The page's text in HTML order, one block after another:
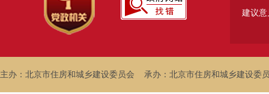
建议意
主办：北京市住房和城乡建设委员会 承办：北京市住房和城乡建设委